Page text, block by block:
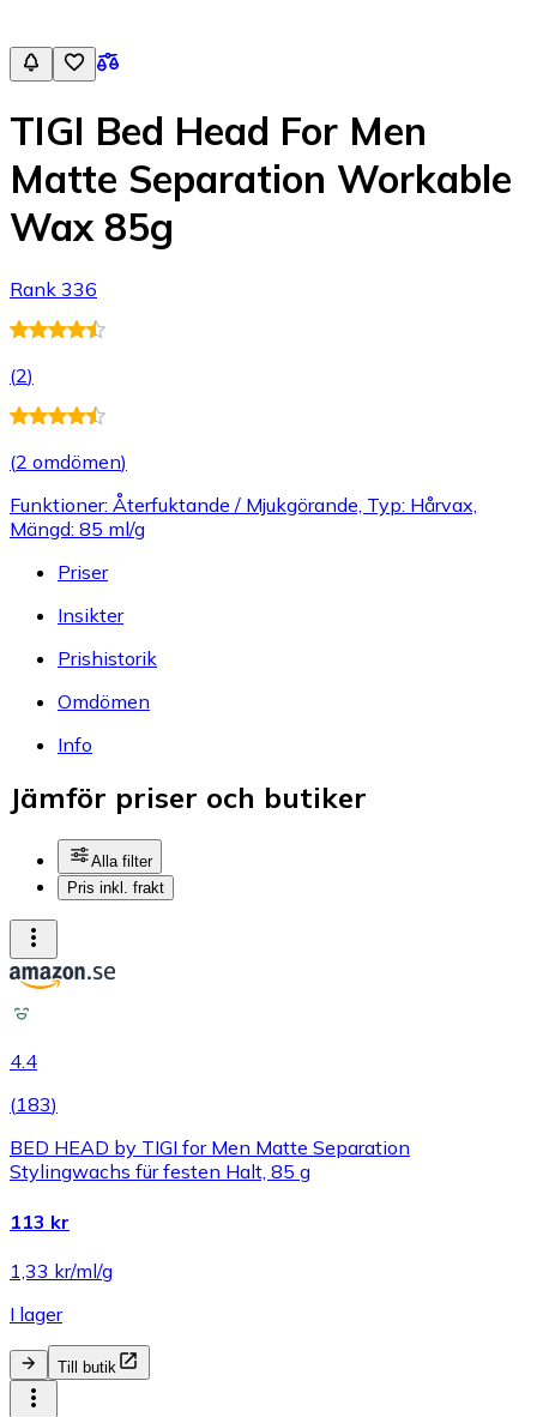
TIGI Bed Head For Men
Matte Separation Workable
Wax 85g
Rank 336
(2)
(2 omdömen)
Funktioner: Återfuktande / Mjukgörande, Typ: Hårvax,
Mängd: 85 ml/g
Priser
Insikter
Prishistorik
Omdömen
Info
Jämför priser och butiker
Alla filter
Pris inkl. frakt
4.4
(183)
BED HEAD by TIGI for Men Matte Separation
Stylingwachs für festen Halt, 85 g
113 kr
1,33 kr/ml/g
I lager
Till butik